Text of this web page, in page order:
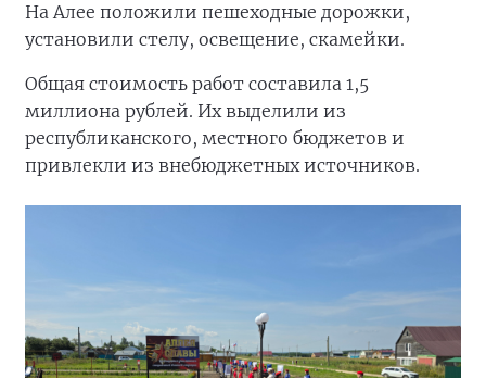
На Алее положили пешеходные дорожки,
установили стелу, освещение, скамейки.
Общая стоимость работ составила 1,5
миллиона рублей. Их выделили из
республиканского, местного бюджетов и
привлекли из внебюджетных источников.